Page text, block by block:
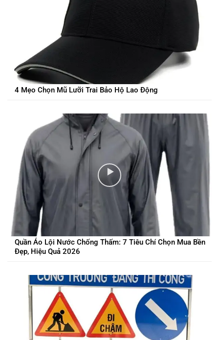
4 Mẹo Chọn Mũ Lưỡi Trai Bảo Hộ Lao Động
Quần Áo Lội Nước Chống Thấm: 7 Tiêu Chí Chọn Mua Bền
Đẹp, Hiệu Quả 2026